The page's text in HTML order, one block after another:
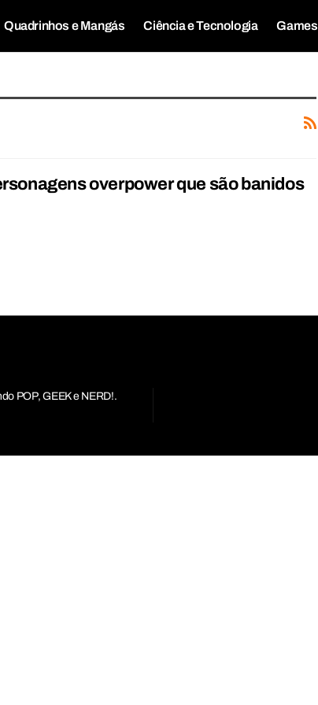
Quadrinhos e Mangás Ciência e Tecnologia Games
overpower que são banidos
POP, GEEK e NERD!.